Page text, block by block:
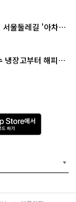
울둘레길 '아차산
냉장고부터 해피소
A
p
p
e
서
다